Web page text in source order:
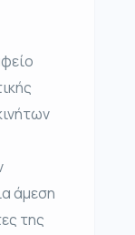
άμεση
της